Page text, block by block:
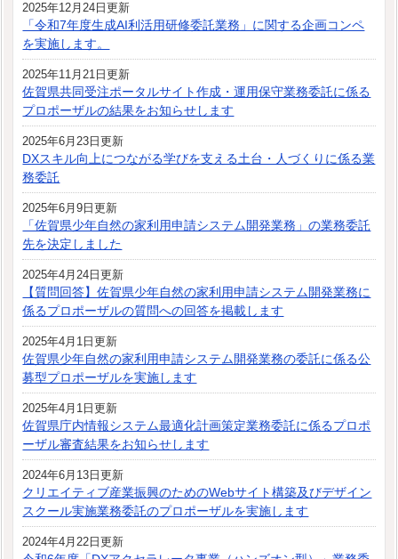
2025年12月24日更新
「令和7年度生成AI利活用研修委託業務」に関する企画コンペ
を実施します。
2025年11月21日更新
佐賀県共同受注ポータルサイト作成・運用保守業務委託に係る
プロポーザルの結果をお知らせします
2025年6月23日更新
DXスキル向上につながる学びを支える土台・人づくりに係る業
務委託
2025年6月9日更新
「佐賀県少年自然の家利用申請システム開発業務」の業務委託
先を決定しました
2025年4月24日更新
【質問回答】佐賀県少年自然の家利用申請システム開発業務に
係るプロポーザルの質問への回答を掲載します
2025年4月1日更新
佐賀県少年自然の家利用申請システム開発業務の委託に係る公
募型プロポーザルを実施します
2025年4月1日更新
佐賀県庁内情報システム最適化計画策定業務委託に係るプロポ
ーザル審査結果をお知らせします
2024年6月13日更新
クリエイティブ産業振興のためのWebサイト構築及びデザイン
スクール実施業務委託のプロポーザルを実施します
2024年4月22日更新